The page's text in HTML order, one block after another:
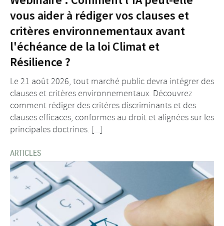
vous aider à rédiger vos clauses et
critères environnementaux avant
l'échéance de la loi Climat et
Résilience ?
Le 21 août 2026, tout marché public devra intégrer des
clauses et critères environnementaux. Découvrez
comment rédiger des critères discriminants et des
clauses efficaces, conformes au droit et alignées sur les
principales doctrines. [...]
ARTICLES